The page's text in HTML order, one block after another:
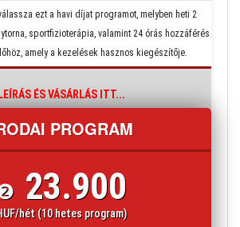
ezt a havi díjat programot, melyben heti 2
sportfizioterápia, valamint 24 órás hozzáférés
amely a kezelések hasznos kiegészítője.
LEÍRÁS ÉS VÁSÁRLÁS ITT...
PROGRAM
23.900
hét (10 hetes program)